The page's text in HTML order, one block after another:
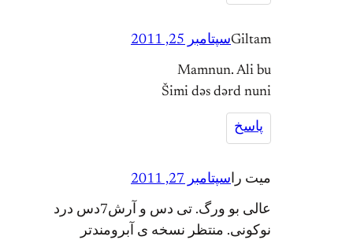
Giltamسپتامبر 25, 2011
Mamnun. Ali bu
Šimi dəs dərd nuni
پاسخ
میت راسپتامبر 27, 2011
عالی بو ورگ. تی دس و آرش7دس درد
نوکونی. منتظر نسخه ی آبرومندتر